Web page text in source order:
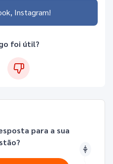
Instagram
foi útil?
para a sua